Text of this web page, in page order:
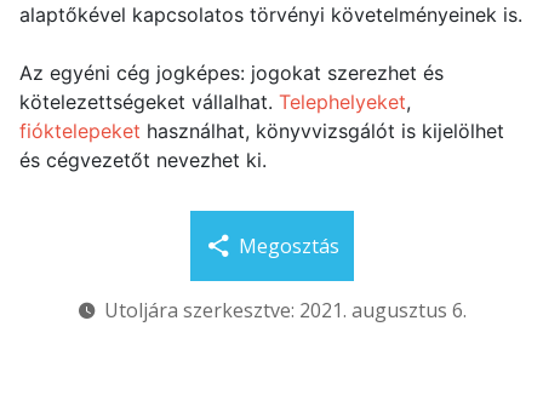
alaptőkével kapcsolatos törvényi követelményeinek is.
Az egyéni cég jogképes: jogokat szerezhet és
kötelezettségeket vállalhat. Telephelyeket,
fióktelepeket használhat, könyvvizsgálót is kijelölhet
és cégvezetőt nevezhet ki.
Megosztás
Utoljára szerkesztve: 2021. augusztus 6.